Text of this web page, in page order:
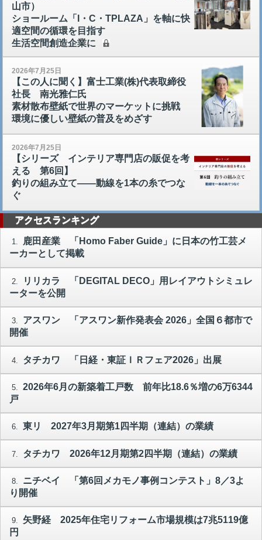
山市）
ショールーム「I・C・TPLAZA」を軸に快
適空間の循環を目指す
生活空間創造企業に
2026年7月25日
【この人に聞く】富士工業(株)代表取締役
社長 南光雅仁氏
素材散布壁紙で世界のマーケットに挑戦
環境に優しい壁紙の普及をめざす
2026年7月25日
【シリーズ インテリア専門店の販促を考
える 第6回】
釣りの組み立て――動線を1本の糸でつな
ぐ
アクセスランキング
1.
鹿田産業 「Homo Faber Guide」に日本の竹工芸メ
ーカーとして掲載
2.
リリカラ 「DEGITAL DECO」用レイアウトシミュレ
ーターを公開
3.
アスワン 「アスワン新作発表会 2026」全国６都市で
開催
4. タチカワ 「日経・東証ＩＲフェア2026」出展
5.
2026年6月の新築着工戸数 前年比18.6％増の6万6344
戸
6. 東リ 2027年3月期第1四半期（連結）の業績
7. タチカワ 2026年12月期第2四半期（連結）の業績
8.
ニチベイ 「第6回メカモノ事例コンテスト」8／3よ
り開催
9.
矢野経 2025年住宅リフォーム市場規模は7兆5119億
円